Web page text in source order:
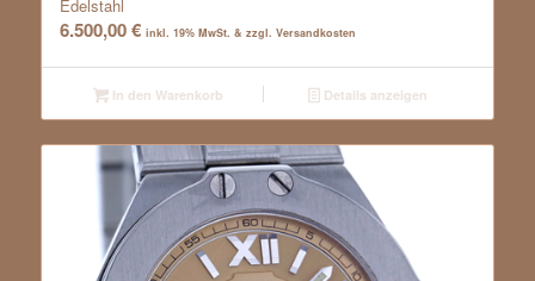
Edelstahl
6.500,00€ inkl. 19% MwSt. & zzgl. Versandkosten
In den Warenkorb Details anzeigen